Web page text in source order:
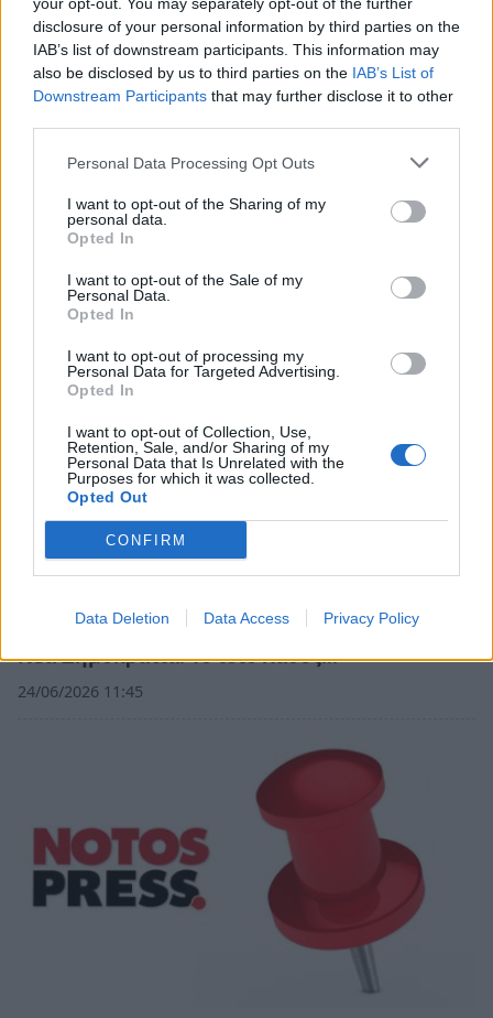
disclosure of your personal information by third parties on the
IAB’s list of downstream participants. This information may
also be disclosed by us to third parties on the IAB’s List of
Downstream Participants that may further disclose it to other
Personal Data Processing Opt Outs
I want to opt-out of the Sharing of my
personal data.
Opted In
I want to opt-out of the Sale of my
Personal Data.
Opted In
I want to opt-out of processing my
Personal Data for Targeted Advertising.
Opted In
I want to opt-out of Collection, Use,
Retention, Sale, and/or Sharing of my
Personal Data that Is Unrelated with the
Purposes for which it was collected.
Opted Out
CONFIRM
Data Deletion Data Access Privacy Policy
Η «think tank των πούρων»!
02/07/2026 08:55
Νέα Δημοκρατία. Το ίδιο λάθος…
24/06/2026 11:45